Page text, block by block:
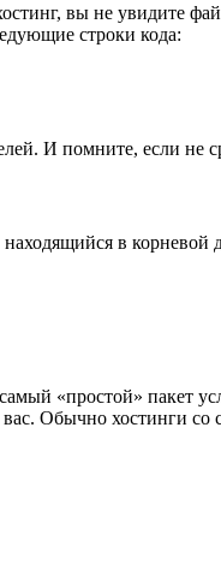
вы не увидите
строки кода:
И помните, если не
в
«простой» пакет
Обычно хостинги со